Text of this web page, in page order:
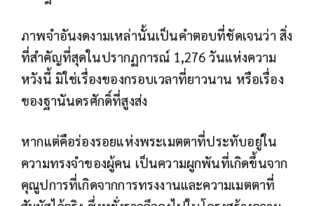
ภาพจำอันงดงามเหล่านั้นเป็นคำตอบที่ชัดเจนว่า สิ่ง
ที่สำคัญที่สุดในปรากฏการณ์ 1,276 วันแห่งความ
หวังนี้ มิใช่เรื่องของกรอบเวลาที่ยาวนาน หรือเรื่อง
ของฐานันดรศักดิ์ที่สูงส่ง
หากแต่คือร่องรอยแห่งพระเมตตาที่ประทับอยู่ใน
ความทรงจำของผู้คน เป็นความผูกพันที่เกิดขึ้นจาก
คุณูปการที่เกิดจากการทรงงานและความเมตตาที่